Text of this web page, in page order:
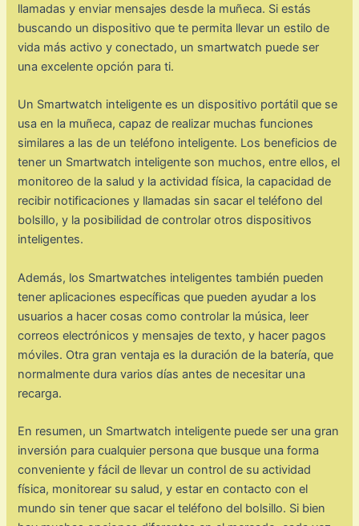
llamadas y enviar mensajes desde la muñeca. Si estás
buscando un dispositivo que te permita llevar un estilo de
vida más activo y conectado, un smartwatch puede ser
una excelente opción para ti.
Un Smartwatch inteligente es un dispositivo portátil que se
usa en la muñeca, capaz de realizar muchas funciones
similares a las de un teléfono inteligente. Los beneficios de
tener un Smartwatch inteligente son muchos, entre ellos, el
monitoreo de la salud y la actividad física, la capacidad de
recibir notificaciones y llamadas sin sacar el teléfono del
bolsillo, y la posibilidad de controlar otros dispositivos
inteligentes.
Además, los Smartwatches inteligentes también pueden
tener aplicaciones específicas que pueden ayudar a los
usuarios a hacer cosas como controlar la música, leer
correos electrónicos y mensajes de texto, y hacer pagos
móviles. Otra gran ventaja es la duración de la batería, que
normalmente dura varios días antes de necesitar una
recarga.
En resumen, un Smartwatch inteligente puede ser una gran
inversión para cualquier persona que busque una forma
conveniente y fácil de llevar un control de su actividad
física, monitorear su salud, y estar en contacto con el
mundo sin tener que sacar el teléfono del bolsillo. Si bien